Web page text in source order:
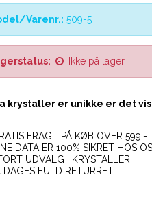
Varenr.: 509-5
Ikke på lager
krystaller er unikke er det
FRAGT PÅ KØB OVER 599,-
DATA ER 100% SIKRET HOS OS.
UDVALG I KRYSTALLER
DAGES FULD RETURRET.